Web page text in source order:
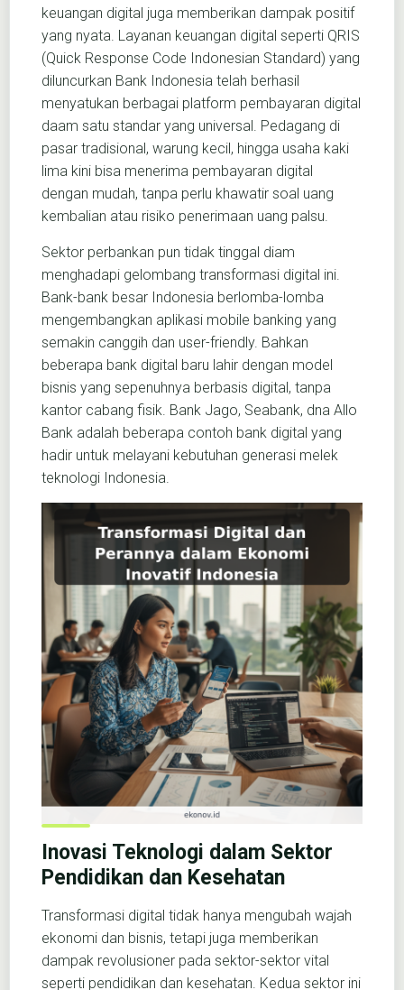
keuangan digital juga memberikan dampak positif
yang nyata. Layanan keuangan digital seperti QRIS
(Quick Response Code Indonesian Standard) yang
diluncurkan Bank Indonesia telah berhasil
menyatukan berbagai platform pembayaran digital
daam satu standar yang universal. Pedagang di
pasar tradisional, warung kecil, hingga usaha kaki
lima kini bisa menerima pembayaran digital
dengan mudah, tanpa perlu khawatir soal uang
kembalian atau risiko penerimaan uang palsu.
Sektor perbankan pun tidak tinggal diam
menghadapi gelombang transformasi digital ini.
Bank-bank besar Indonesia berlomba-lomba
mengembangkan aplikasi mobile banking yang
semakin canggih dan user-friendly. Bahkan
beberapa bank digital baru lahir dengan model
bisnis yang sepenuhnya berbasis digital, tanpa
kantor cabang fisik. Bank Jago, Seabank, dna Allo
Bank adalah beberapa contoh bank digital yang
hadir untuk melayani kebutuhan generasi melek
teknologi Indonesia.
Inovasi Teknologi dalam Sektor
Pendidikan dan Kesehatan
Transformasi digital tidak hanya mengubah wajah
ekonomi dan bisnis, tetapi juga memberikan
dampak revolusioner pada sektor-sektor vital
seperti pendidikan dan kesehatan. Kedua sektor ini